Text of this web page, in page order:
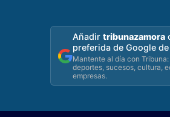
Añadirtribunazamora
preferida de Google
Mantente al día con
deportes, sucesos, cultura,
empresas.